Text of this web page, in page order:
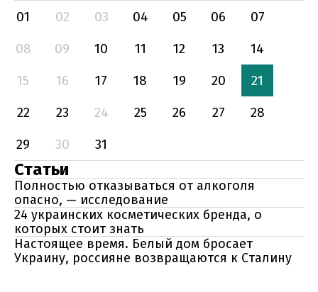
01
02 03 04 05 06
07
08
09 10 11 12 13
14
15
16 17 18 19 20
21
22
23 24 25 26 27
28
29
30 31
Статьи
Полностью отказываться от алкоголя
опасно, — исследование
24 украинских косметических бренда, о
которых стоит знать
Настоящее время. Белый дом бросает
Украину, россияне возвращаются к Сталину